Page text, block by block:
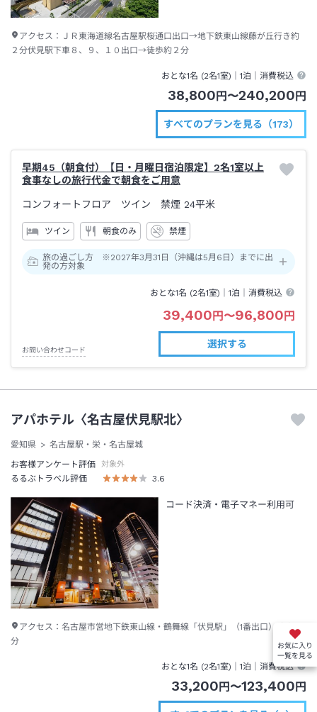
アクセス： ＪＲ東海道線名古屋駅桜通口出口→地下鉄東山線藤が丘行き約
２分伏見駅下車８、９、１０出口→徒歩約２分
おとな1名 (2名1室)｜1泊 ｜消費税込
38,800円〜240,200円
すべてのプランを見る（173）
早期45（朝食付）【日・月曜日宿泊限定】2名1室以上
食事なしの旅行代金で朝食をご用意
コンフォートフロア ツイン 禁煙 24平米
ツイン 朝食のみ 禁煙
旅の過ごし方 ※2027年3月31日（沖縄は5月6日）までに出
発の方対象
おとな1名 (2名1室)｜1泊 ｜消費税込
39,400円〜96,800円
お問い合わせコード
選択する
アパホテル〈名古屋伏見駅北〉
愛知県
名古屋駅・栄・名古屋城
お客様アンケート評価
対象外
るるぶトラベル評価 3.6
コード決済・電子マネー利用可
アクセス： 名古屋市営地下鉄東山線・鶴舞線「伏見駅」（1番出口）徒歩4
分
おとな1名 (2名1室)｜1泊 ｜消費税込
33,200円〜123,400円
お気に入り
一覧を見る